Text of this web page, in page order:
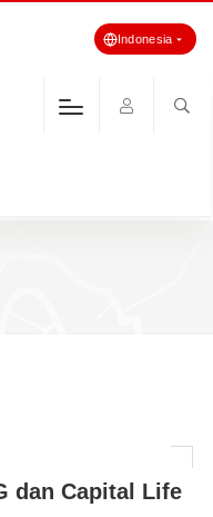
Indonesia
dan Capital Life